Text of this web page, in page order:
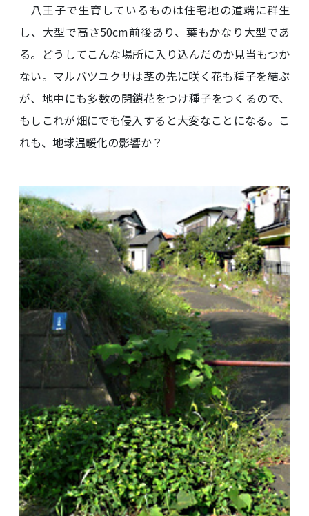
八王子で生育しているものは住宅地の道端に群生
し、大型で高さ50cm前後あり、葉もかなり大型であ
る。どうしてこんな場所に入り込んだのか見当もつか
ない。マルバツユクサは茎の先に咲く花も種子を結ぶ
が、地中にも多数の閉鎖花をつけ種子をつくるので、
もしこれが畑にでも侵入すると大変なことになる。こ
れも、地球温暖化の影響か？